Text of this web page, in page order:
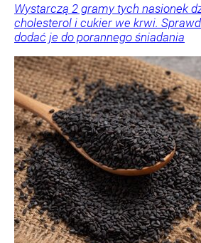
Wystarczą 2 gramy tych nasionek
cholesterol i cukier we krwi.
dodać je do porannego śniadania